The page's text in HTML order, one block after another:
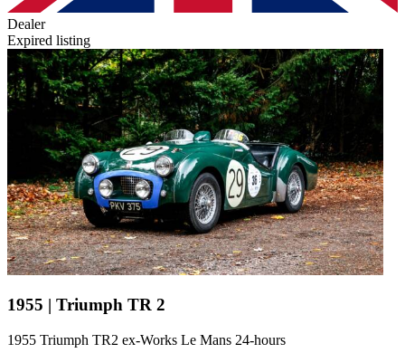
Dealer
Expired listing
1955 | Triumph TR 2
1955 Triumph TR2 ex-Works Le Mans 24-hours